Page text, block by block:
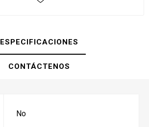
ESPECIFICACIONES
CONTÁCTENOS
No